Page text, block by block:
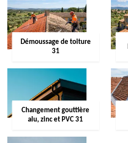
Démoussage de toiture
31
Changement gouttière
alu, zinc et PVC 31